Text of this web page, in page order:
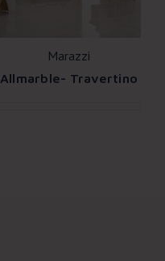
Marazzi
Allmarble- Travertino